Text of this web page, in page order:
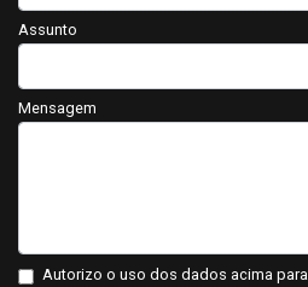
Assunto
Mensagem
Autorizo o uso dos dados acima para